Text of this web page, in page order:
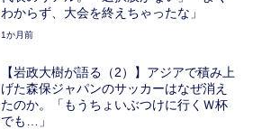
わからず、大会を終えちゃったな」
1か月前
【岩政大樹が語る（2）】アジアで積み上
げた森保ジャパンのサッカーはなぜ消え
たのか。「もうちょいぶつけに行くＷ杯
でも…」